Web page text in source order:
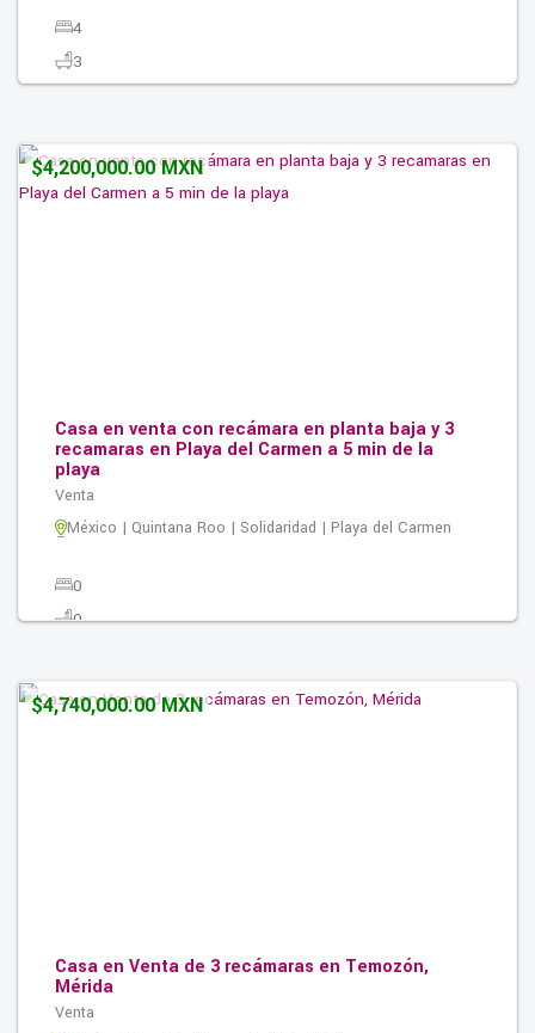
4
3
Casa en venta con recámara en planta baja y 3
recamaras en Playa del Carmen a 5 min de la
playa
Venta
México | Quintana Roo | Solidaridad | Playa del Carmen
0
0
0.00M2
$4,200,000.00 MXN
Casa en Venta de 3 recámaras en Temozón,
Mérida
Venta
$4,740,000.00 MXN